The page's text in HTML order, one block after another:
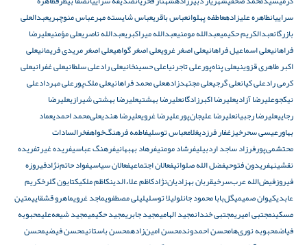
سراییانطاهره علیزادهعاطفه پهلوانعباس باقریعباس شایسته مهرعباس منوچهریعبدالعلی
بازرگانعبدالکریم حکیمیعبدالله مومنیعبدالله میراکبریعبدالله ناصریعلى مؤمنىعليرضا
فراهانیعلی اسماعیل فراهانیعلی اصغر غرویعلی اصغر گواهیعلی اصغر مریدی فریمانیعلی
اکبر طاهری قزوینیعلی پناه‌پورعلی تاجرنیاعلی حسینخانیعلی رادعلی سلطانیعلی غفرانیعلی
کرمی رادعلی کیانعلی گرجیعلی مجتهدزادهعلی محمد فراهانیعلی ملک‌پورعلی مهردادعلی
نیکجوعلیرضا آزادیعلیرضا اکبرزادگانعلیرضا بهشتیعلیرضا بهشتی شیرازیعلیرضا
رجاییعلیرضا رجبیانعلیرضا علیجان‌پورعلیرضا غرویعلیرضا هندیعلی‌محمد احمدیعماد
بهاورعیسی سحرخیزغفار فرزدیغلامعباس توسلیفاطمه فرهنگ‌خواهفخرالسادات
محتشمی‌پورفرزاد ساجد اردبیلیفرشاد مومنیفرهاد بهبهانیفرهنگ عباسیفریده غیرتفریده
نقشینهفریدون فتوحیفضل الله صلواتیفعالان اجتماعیفعالان سیاسیفواد حاتم‌نژادفیروزه
فیروزفیض‌الله عرب‌سرخیقربان بهزادیان‌نژادکاظم علاءالدینکاظم ملکیکتایون گلرخکریم
عابدیکیوان صمیمیگل‌بابا محمود جانلولیلا توسلیلیلی مصطفویماجد غرویماهرو قشقاییمتین
مسکینمجتبی امیریمجتبی خندانمجید الهامیمجید جابریمجید حکیمیمجید شیعه‌علیمحبوبه
فیاضمحبوبه نوری‌هامحسن احمدوندمحسن امین‌زادهمحسن باستانیمحسن فیضیمحسن